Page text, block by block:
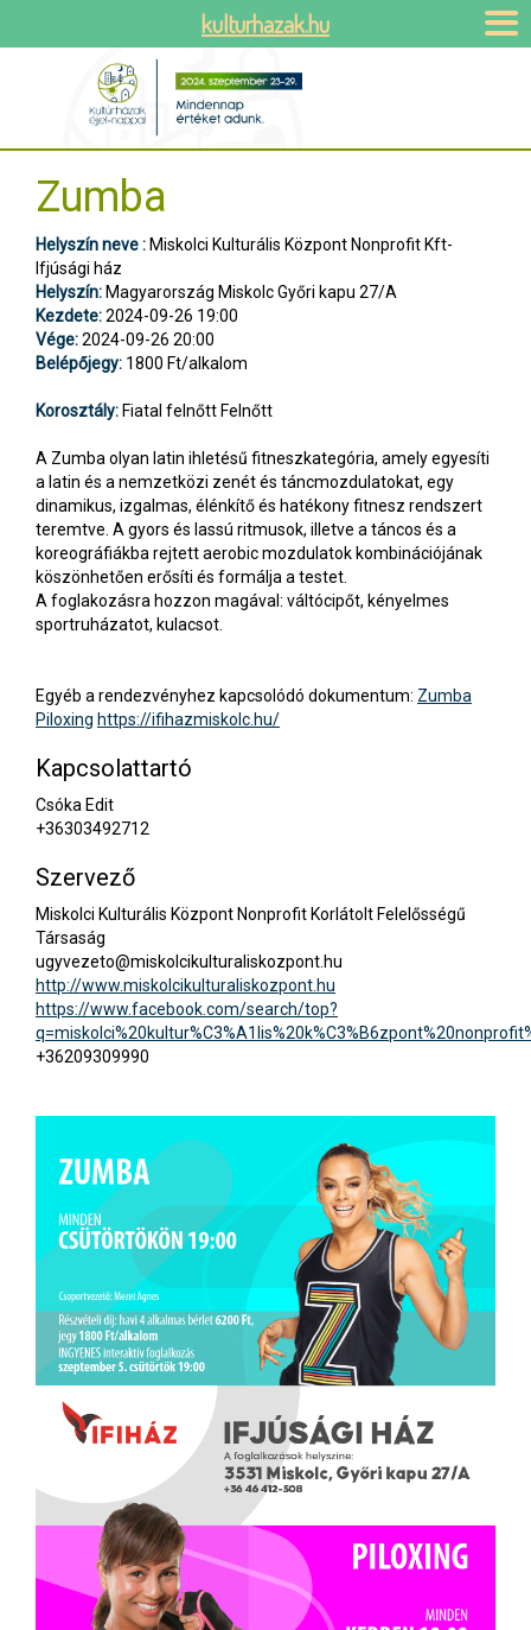
Zumba
Helyszín neve : Miskolci Kulturális Központ Nonprofit Kft-
Ifjúsági ház
Helyszín: Magyarország Miskolc Győri kapu 27/A
Kezdete:2024-09-26 19:00
Vége:2024-09-26 20:00
Belépőjegy: 1800 Ft/alkalom
Korosztály: Fiatal felnőtt Felnőtt
A Zumba olyan latin ihletésű fitneszkategória, amely egyesíti
a latin és a nemzetközi zenét és táncmozdulatokat, egy
dinamikus, izgalmas, élénkítő és hatékony fitnesz rendszert
teremtve. A gyors és lassú ritmusok, illetve a táncos és a
koreográfiákba rejtett aerobic mozdulatok kombinációjának
köszönhetően erősíti és formálja a testet.
A foglakozásra hozzon magával: váltócipőt, kényelmes
sportruházatot, kulacsot.
Egyéb a rendezvényhez kapcsolódó dokumentum: Zumba
Piloxing https://ifihazmiskolc.hu/
Kapcsolattartó
Csóka Edit
+36303492712
Szervező
Miskolci Kulturális Központ Nonprofit Korlátolt Felelősségű
Társaság
ugyvezeto@miskolcikulturaliskozpont.hu
http://www.miskolcikulturaliskozpont.hu
https://www.facebook.com/search/top?
+36209309990
kulturhazak.hu